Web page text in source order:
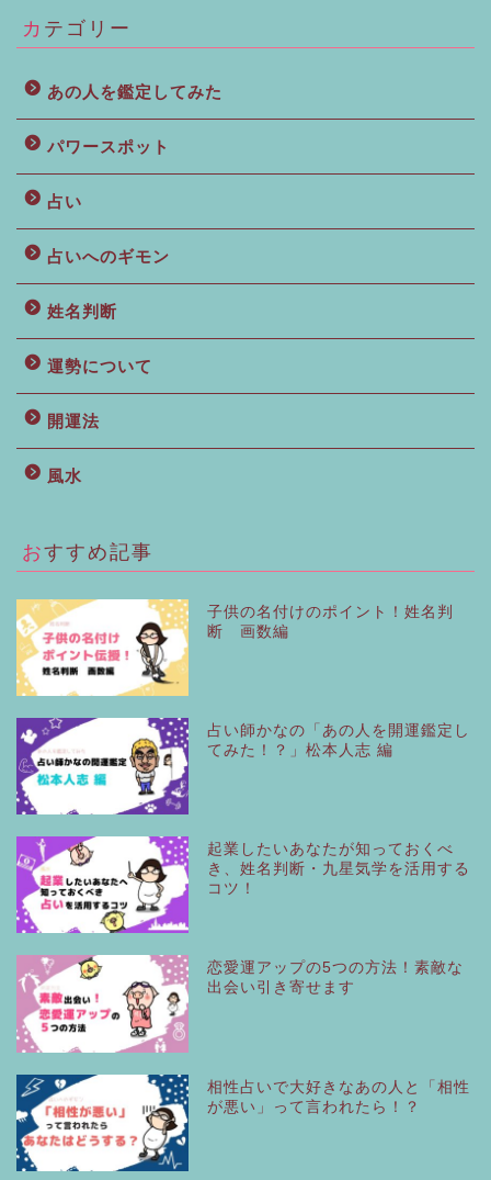
カテゴリー
あの人を鑑定してみた
パワースポット
占い
占いへのギモン
姓名判断
運勢について
開運法
風水
おすすめ記事
子供の名付けのポイント！姓名判
断 画数編
占い師かなの「あの人を開運鑑定し
てみた！？」松本人志 編
起業したいあなたが知っておくべ
き、姓名判断・九星気学を活用する
コツ！
恋愛運アップの5つの方法！素敵な
出会い引き寄せます
相性占いで大好きなあの人と「相性
が悪い」って言われたら！？